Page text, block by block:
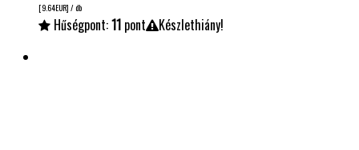
[9.64EUR] / db
Hűségpont:11 pont Készlethiány!